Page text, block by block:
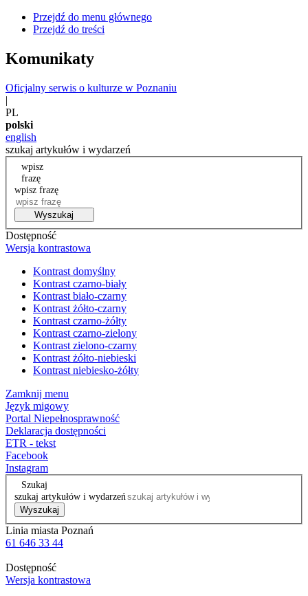
Przejdź do menu głównego
Przejdź do treści
Komunikaty
Oficjalny serwis o kulturze w Poznaniu
|
PL
polski
english
szukaj artykułów i wydarzeń
wpisz
frazę
wpisz frazę
Wyszukaj
Dostępność
Wersja kontrastowa
Kontrast domyślny
Kontrast czarno-biały
Kontrast biało-czarny
Kontrast żółto-czarny
Kontrast czarno-żółty
Kontrast czarno-zielony
Kontrast zielono-czarny
Kontrast żółto-niebieski
Kontrast niebiesko-żółty
Zamknij menu
Język migowy
Portal Niepełnosprawność
Deklaracja dostępności
ETR - tekst
Facebook
Instagram
Szukaj
szukaj artykułów i wydarzeń
Wyszukaj
Linia miasta Poznań
61 646 33 44
Dostępność
Wersja kontrastowa